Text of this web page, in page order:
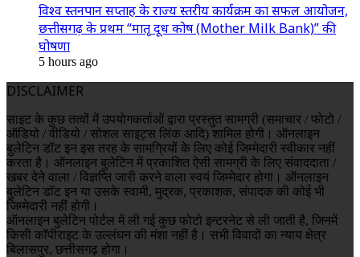
विश्व स्तनपान सप्ताह के राज्य स्तरीय कार्यक्रम का सफल आयोजन,
छत्तीसगढ़ के प्रथम “मातृ दूध कोष (Mother Milk Bank)” की
घोषणा
5 hours ago
DISCLAIMER
साइट के कुछ तत्वों में उपयोगकर्ताओं द्वारा प्रस्तुत सामग्री (समाचार / फोटो /
ऑडियो / वीडियो / सोशल साइट्स लिंक आदि) शामिल होगी। ऑनलाइन
बुलेटिन डॉट इन इस तरह के सामग्रियों के लिए कोई जिम्मेदारी स्वीकार नहीं
करता है। ऑनलाइन बुलेटिन में प्रकाशित ऐसी सामग्री के लिए संवाददाता /
खबर देने वाला / विज्ञप्ति जारी करने वाला स्वयं जिम्मेदार होगा। ऑनलाइन
बुलेटिन डॉट इन या उसके स्वामी, मुद्रक, प्रकाशक, संपादक की कोई भी
जिम्मेदारी नहीं होगी।
ऑनलाइन बुलेटिन पोर्टल में ली गई कुछ फोटो इन्टरनेट से ली जाती है, जिनमें
किसी कॉपीराइट के उल्लंघन की मंशा नहीं है। सभी विवादों का न्याय क्षेत्र
बिलासपुर, छत्तीसगढ़ होगा।